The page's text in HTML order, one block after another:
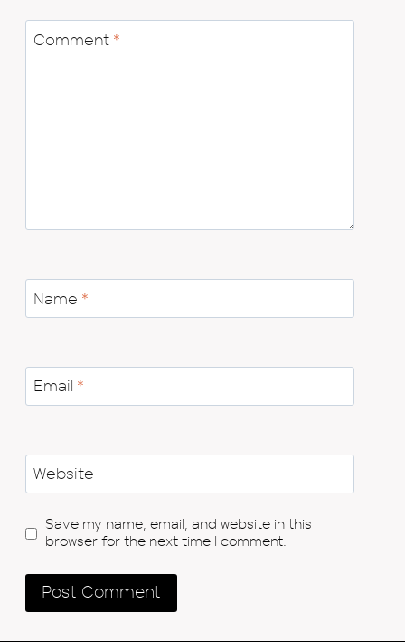
Comment *
Name *
Email *
Website
Save my name, email, and website in this
browser for the next time I comment.